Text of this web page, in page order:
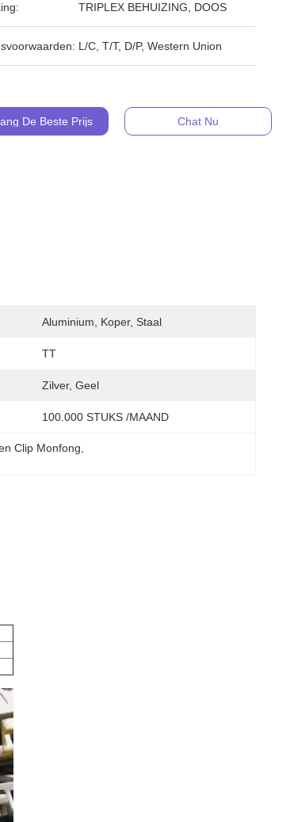
TRIPLEX BEHUIZING, DOOS
L/C, T/T, D/P, Western Union
De Beste Prijs Chat Nu
Aluminium, Koper, Staal
TT
Zilver, Geel
100.000 STUKS /MAAND
Clip Monfong